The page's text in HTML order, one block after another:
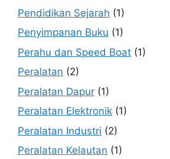
Pendidikan Sejarah (1)
Penyimpanan Buku (1)
Perahu dan Speed Boat (1)
Peralatan (2)
Peralatan Dapur (1)
Peralatan Elektronik (1)
Peralatan Industri (2)
Peralatan Kelautan (1)